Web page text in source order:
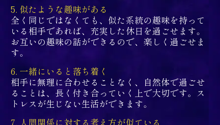
5. 似たような趣味がある
全く同じではなくても、似た系統の趣味を持って
いる相手であれば、充実した休日を過ごせます。
お互いの趣味の話ができるので、楽しく過ごせま
す。
6. 一緒にいると落ち着く
相手に無理に合わせることなく、自然体で過ごせ
ることは、長く付き合っていく上で大切です。ス
トレスが生じない生活ができます。
7. 人間関係に対する考え方が似ている